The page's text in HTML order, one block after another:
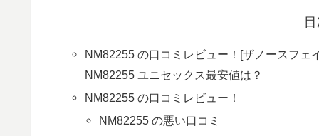
NM82255 の口コミレビュー！[ザノースフェ
NM82255 ユニセックス最安値は？
NM82255 の口コミレビュー！
NM82255 の悪い口コミ